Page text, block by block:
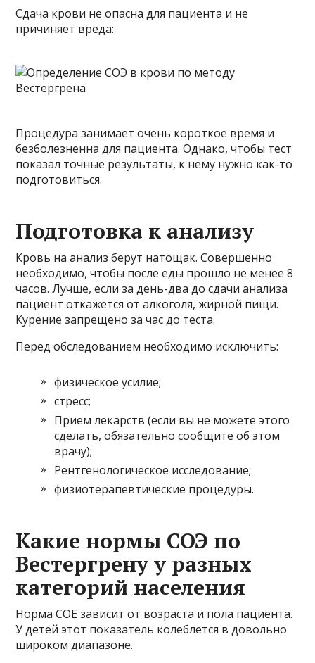
Сдача крови не опасна для пациента и не
причиняет вреда:
Процедура занимает очень короткое время и
безболезненна для пациента. Однако, чтобы тест
показал точные результаты, к нему нужно как-то
подготовиться.
Подготовка к анализу
Кровь на анализ берут натощак. Совершенно
необходимо, чтобы после еды прошло не менее 8
часов. Лучше, если за день-два до сдачи анализа
пациент откажется от алкоголя, жирной пищи.
Курение запрещено за час до теста.
Перед обследованием необходимо исключить:
физическое усилие;
стресс;
Прием лекарств (если вы не можете этого
сделать, обязательно сообщите об этом
врачу);
Рентгенологическое исследование;
физиотерапевтические процедуры.
Какие нормы СОЭ по
Вестергрену у разных
категорий населения
Норма COE зависит от возраста и пола пациента.
У детей этот показатель колеблется в довольно
широком диапазоне.